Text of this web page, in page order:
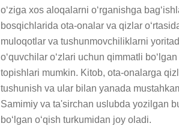
o‘ziga xos aloqalarni o‘rganishga
bosqichlarida ota-onalar va qizlar
muloqotlar va tushunmovchiliklarni
o‘quvchilar o‘zlari uchun qimmatli
topishlari mumkin. Kitob, ota-onalarga
tushunish va ular bilan yanada
Samimiy va ta'sirchan uslubda yozilgan
bo‘lgan o‘qish turkumidan joy oladi.